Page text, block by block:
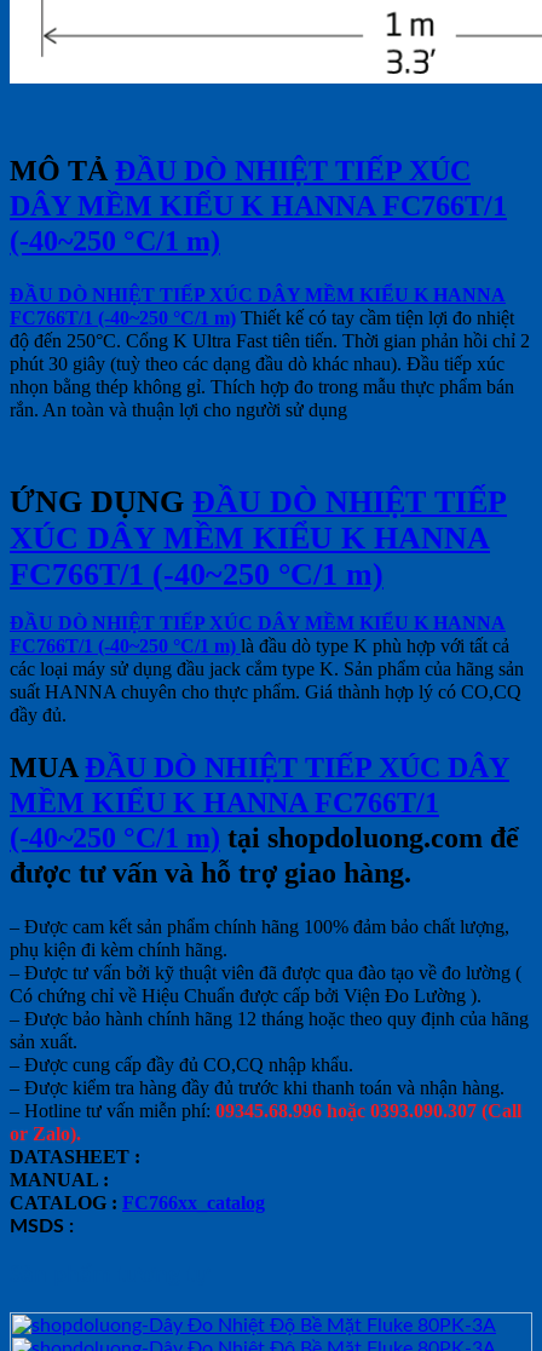
MÔ TẢ ĐẦU DÒ NHIỆT TIẾP XÚC
DÂY MỀM KIỂU K HANNA FC766T/1
(-40~250 °C/1 m)
ĐẦU DÒ NHIỆT TIẾP XÚC DÂY MỀM KIỂU K HANNA
FC766T/1 (-40~250 °C/1 m) Thiết kế có tay cầm tiện lợi đo nhiệt
độ đến 250°C. Cổng K Ultra Fast tiên tiến. Thời gian phản hồi chỉ 2
phút 30 giây (tuỳ theo các dạng đầu dò khác nhau). Đầu tiếp xúc
nhọn bằng thép không gỉ. Thích hợp đo trong mẫu thực phẩm bán
rắn. An toàn và thuận lợi cho người sử dụng
ỨNG DỤNG ĐẦU DÒ NHIỆT TIẾP
XÚC DÂY MỀM KIỂU K HANNA
FC766T/1 (-40~250 °C/1 m)
ĐẦU DÒ NHIỆT TIẾP XÚC DÂY MỀM KIỂU K HANNA
FC766T/1 (-40~250 °C/1 m) là đầu dò type K phù hợp với tất cả
các loại máy sử dụng đầu jack cắm type K. Sản phẩm của hãng sản
suất HANNA chuyên cho thực phẩm. Giá thành hợp lý có CO,CQ
đầy đủ.
MUAĐẦU DÒ NHIỆT TIẾP XÚC DÂY
MỀM KIỂU K HANNA FC766T/1
(-40~250 °C/1 m) tại shopdoluong.com để
được tư vấn và hỗ trợ giao hàng.
– Được cam kết sản phẩm chính hãng 100% đảm bảo chất lượng,
phụ kiện đi kèm chính hãng.
– Được tư vấn bởi kỹ thuật viên đã được qua đào tạo về đo lường (
Có chứng chỉ về Hiệu Chuẩn được cấp bởi Viện Đo Lường ).
– Được bảo hành chính hãng 12 tháng hoặc theo quy định của hãng
sản xuất.
– Được cung cấp đầy đủ CO,CQ nhập khẩu.
– Được kiểm tra hàng đầy đủ trước khi thanh toán và nhận hàng.
– Hotline tư vấn miễn phí: 09345.68.996 hoặc 0393.090.307 (Call
or Zalo).
DATASHEET :
MANUAL :
CATALOG : FC766xx_catalog
MSDS :